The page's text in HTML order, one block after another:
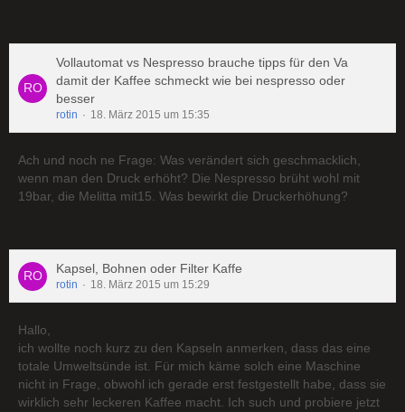
Vollautomat vs Nespresso brauche tipps für den Va
damit der Kaffee schmeckt wie bei nespresso oder
besser
rotin 18. März 2015 um 15:35
Ach und noch ne Frage: Was verändert sich geschmacklich,
wenn man den Druck erhöht? Die Nespresso brüht wohl mit
19bar, die Melitta mit15. Was bewirkt die Druckerhöhung?
Kapsel, Bohnen oder Filter Kaffe
rotin 18. März 2015 um 15:29
Hallo,
ich wollte noch kurz zu den Kapseln anmerken, dass das eine
totale Umweltsünde ist. Für mich käme solch eine Maschine
nicht in Frage, obwohl ich gerade erst festgestellt habe, dass sie
wirklich sehr leckeren Kaffee macht. Ich such und probiere jetzt